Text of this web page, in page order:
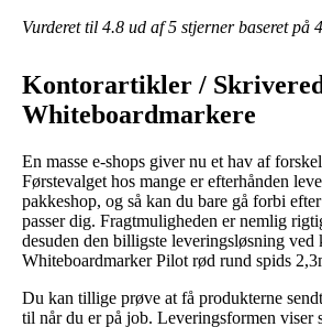
Vurderet til 4.8 ud af 5 stjerner baseret på 4
Kontorartikler /
Whiteboardmarkere
En masse e-shops giver nu et hav af
Førstevalget hos mange er efterhånden
pakkeshop, og så kan du bare gå forbi
passer dig. Fragtmuligheden er nemlig
desuden den billigste leveringsløsning ved
Whiteboardmarker Pilot rød rund spids
Du kan tillige prøve at få produkterne
til når du er på job. Leveringsformen viser